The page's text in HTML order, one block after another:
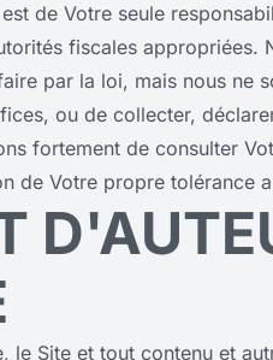
de Votre seule
fiscales appropriées.
par la loi, mais nous ne
ou de collecter,
fortement de consulter
de Votre propre tolérance
le Site et tout contenu et